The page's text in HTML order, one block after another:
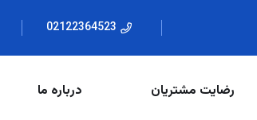
02122364523
رضایت مشتریان درباره ما